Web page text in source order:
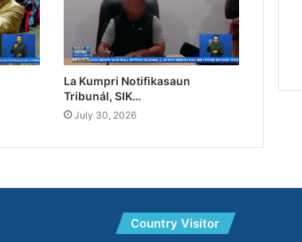
La Kumpri Notifikasaun
Tribunál, SIK…
July 30, 2026
Country Visitor